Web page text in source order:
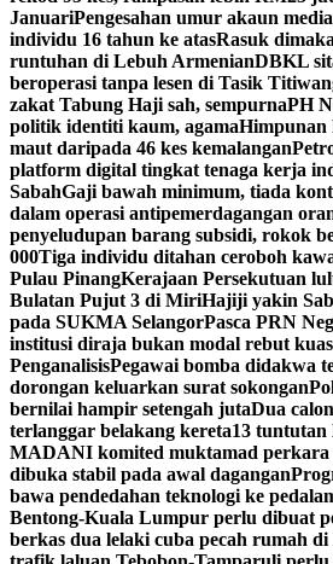
JanuariPengesahan umur akaun
individu 16 tahun ke atasRasuk
runtuhan di Lebuh ArmenianDBKL
beroperasi tanpa lesen di Tasik
zakat Tabung Haji sah, sempurnaPH
politik identiti kaum, agamaHimpunan
maut daripada 46 kes kemalangan
platform digital tingkat tenaga kerja
SabahGaji bawah minimum, tiada
dalam operasi antipemerdagangan
penyeludupan barang subsidi, rokok
000Tiga individu ditahan ceroboh
Pulau PinangKerajaan Persekutuan
Bulatan Pujut 3 di MiriHajiji yakin
pada SUKMA SelangorPasca PRN
institusi diraja bukan modal rebut
PenganalisisPegawai bomba didakwa
dorongan keluarkan surat sokongan
bernilai hampir setengah jutaDua
terlanggar belakang kereta13 tuntutan
MADANI komited muktamad perkara
dibuka stabil pada awal dagangan
bawa pendedahan teknologi ke
Bentong-Kuala Lumpur perlu dibuat
berkas dua lelaki cuba pecah rumah